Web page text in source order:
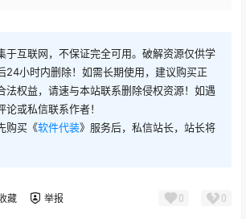
于互联网，不保证完全可用。破解资源仅供学
24小时内删除！如需长期使用，建议购买正
法权益，请速与本站联系删除侵权资源！如遇
或私信联系作者！
购买《软件代装》服务后，私信站长，站长将
藏 举报 0 0